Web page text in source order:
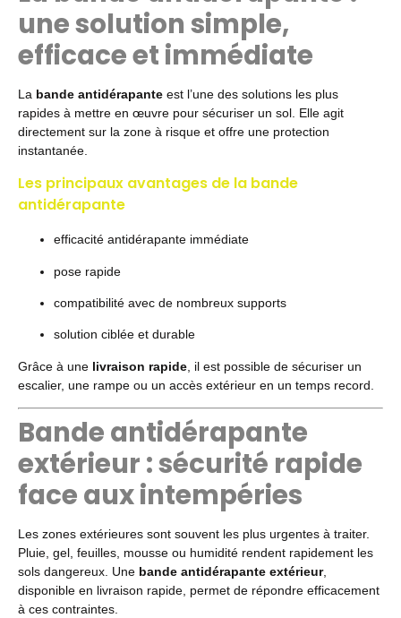
une solution simple,
efficace et immédiate
La bande antidérapante est l’une des solutions les plus
rapides à mettre en œuvre pour sécuriser un sol. Elle agit
directement sur la zone à risque et offre une protection
instantanée.
Les principaux avantages de la bande
antidérapante
efficacité antidérapante immédiate
pose rapide
compatibilité avec de nombreux supports
solution ciblée et durable
Grâce à une livraison rapide , il est possible de sécuriser un
escalier, une rampe ou un accès extérieur en un temps record.
Bande antidérapante
extérieur : sécurité rapide
face aux intempéries
Les zones extérieures sont souvent les plus urgentes à traiter.
Pluie, gel, feuilles, mousse ou humidité rendent rapidement les
sols dangereux. Une bande antidérapante extérieur,
disponible en livraison rapide, permet de répondre efficacement
à ces contraintes.